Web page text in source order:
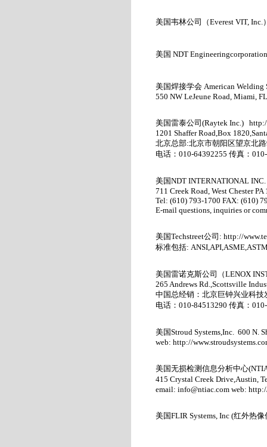
美国韦林公司（Everest VIT, Inc.
美国 NDT
美国焊接学会 American
550 NW LeJeune Road, Miami,
美国雷泰公司 (Raytek Inc.)
1201 Shaffer Road,Box
北京总部:北京市朝阳区望京北路
电话： 010-64392255 传真：
美国NDT INTERNATIONAL
711 Creek Road, West Chester
Tel: (610) 793-1700 FAX: (610)
E-mail questions, inquiries or
美国Techstreet公司 : http://
标准包括:
美国雷诺克斯公司（LENOX
265 Andrews Rd.,Scottsville
中国总经销：北京巨钟兴业科
电话： 010-84513290 传真：
美国Stroud Systems,Inc. 600 N.
web: http://
美国无损检测信息分析中心
415 Crystal Creek Drive,Austin,
email: info@ntiac.com web:
美国FLIR Systems, Inc (红外热像